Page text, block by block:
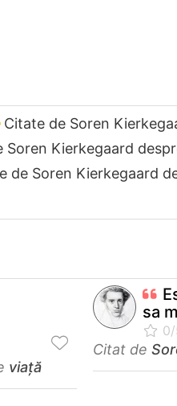
Citate de Soren
Soren Kierkegaard
de Soren Kierkegaard
viață
sa
Citat de